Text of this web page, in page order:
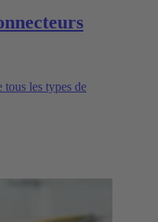
tous les types de